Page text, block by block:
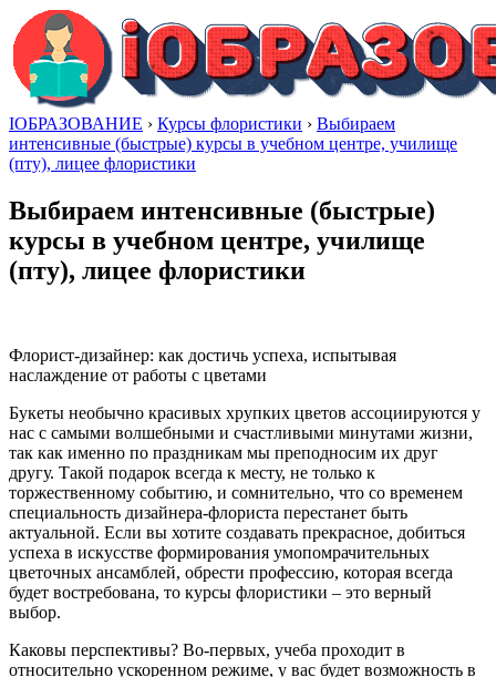
IОБРАЗОВАНИЕ › Курсы флористики › Выбираем
интенсивные (быстрые) курсы в учебном центре, училище
(пту), лицее флористики
Выбираем интенсивные (быстрые)
курсы в учебном центре, училище
(пту), лицее флористики
Флорист-дизайнер: как достичь успеха, испытывая
наслаждение от работы с цветами
Букеты необычно красивых хрупких цветов ассоциируются у
нас с самыми волшебными и счастливыми минутами жизни,
так как именно по праздникам мы преподносим их друг
другу. Такой подарок всегда к месту, не только к
торжественному событию, и сомнительно, что со временем
специальность дизайнера-флориста перестанет быть
актуальной. Если вы хотите создавать прекрасное, добиться
успеха в искусстве формирования умопомрачительных
цветочных ансамблей, обрести профессию, которая всегда
будет востребована, то курсы флористики – это верный
выбор.
Каковы перспективы? Во-первых, учеба проходит в
относительно ускоренном режиме, у вас будет возможность в